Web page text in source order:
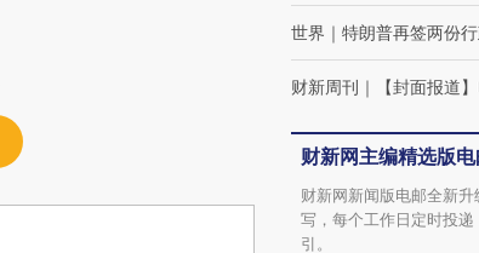
世界 ｜ 特朗普再签两份
财新周刊 ｜ 【封面报道
财新网主编精选版
财新网新闻版电邮全新
写，每个工作日定时投
引。